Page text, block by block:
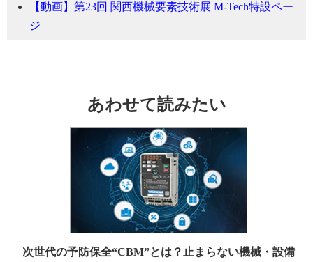
【動画】第23回 関西機械要素技術展 M-Tech特設ペー
ジ
あわせて読みたい
次世代の予防保全“CBM”とは？止まらない機械・設備